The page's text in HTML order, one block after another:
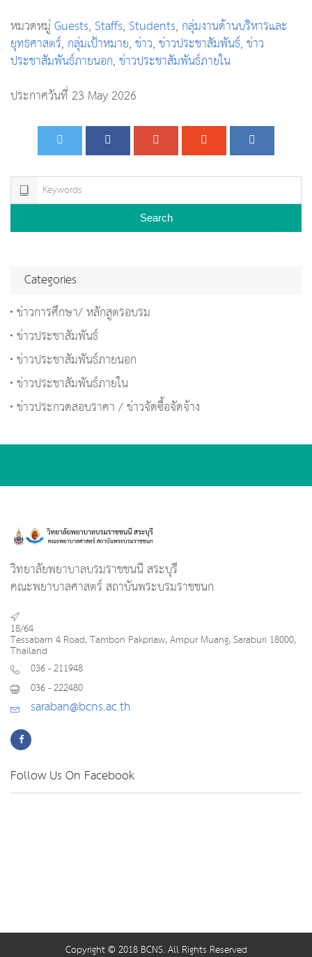
หมวดหมู่Guests,Staffs,Students, กลุ่มงานด้านบริหารและ
ยุทธศาสตร์, กลุ่มเป้าหมาย,ข่าว,ข่าวประชาสัมพันธ์,ข่าว
ประชาสัมพันธ์ภายนอก,ข่าวประชาสัมพันธ์ภายใน
ประกาศวันที่ 23 May 2026
Search
Categories
ข่าวการศึกษา/ หลักสูตรอบรม
ข่าวประชาสัมพันธ์
ข่าวประชาสัมพันธ์ภายนอก
ข่าวประชาสัมพันธ์ภายใน
ข่าวประกวดสอบราคา / ข่าวจัดซื้อจัดจ้าง
วิทยาลัยพยาบาลบรมราชชนนี สระบุรี
คณะพยาบาลศาสตร์ สถาบันพระบรมราชชนก
18/64
Tessabarn 4 Road, Tambon Pakpriaw, Ampur Muang, Saraburi 18000,
Thailand
036 - 211948
036 - 222480
saraban@bcns.ac.th
Follow Us On Facebook
Copyright © 2018 BCNS. All Rights Reserved